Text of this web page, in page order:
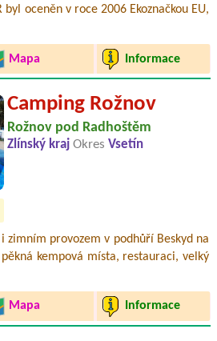
byl oceněn v roce 2006 Ekoznačkou EU,
Mapa Informace
Camping Rožnov
Rožnov pod Radhoštěm
Zlínský kraj Okres Vsetín
zimním provozem v podhůří Beskyd na
kempová místa, restauraci, velký
Mapa Informace